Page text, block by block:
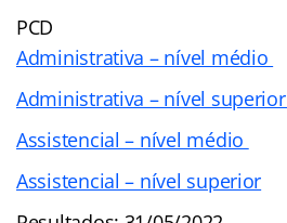
PCD
Administrativa – nível médio
Administrativa – nível superior
Assistencial – nível médio
Assistencial – nível superior